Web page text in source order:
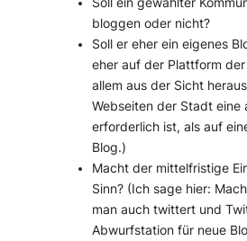
Soll ein gewählter
bloggen oder nicht?
Soll er eher ein eigenes
eher auf der Plattform
allem aus der Sicht
Webseiten der Stadt eine
erforderlich ist, als auf
Blog.)
Macht der mittelfristige
Sinn? (Ich sage hier:
man auch twittert und
Abwurfstation für neue